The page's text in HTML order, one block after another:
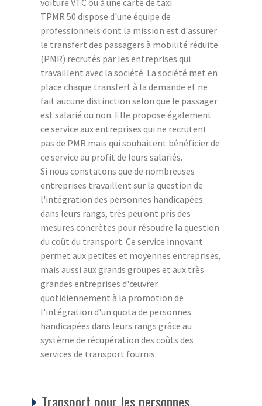
TPMR 50 dispose d'une équipe de
professionnels dont la mission est d'assurer
le transfert des passagers à mobilité réduite
(PMR) recrutés par les entreprises qui
travaillent avec la société. La société met en
place chaque transfert à la demande et ne
fait aucune distinction selon que le passager
est salarié ou non. Elle propose également
ce service aux entreprises qui ne recrutent
pas de PMR mais qui souhaitent bénéficier de
ce service au profit de leurs salariés.
Si nous constatons que de nombreuses
entreprises travaillent sur la question de
l'intégration des personnes handicapées
dans leurs rangs, très peu ont pris des
mesures concrètes pour résoudre la question
du coût du transport. Ce service innovant
permet aux petites et moyennes entreprises,
mais aussi aux grands groupes et aux très
grandes entreprises d'œuvrer
quotidiennement à la promotion de
l'intégration d'un quota de personnes
handicapées dans leurs rangs grâce au
système de récupération des coûts des
services de transport fournis.
Transport pour les personnes